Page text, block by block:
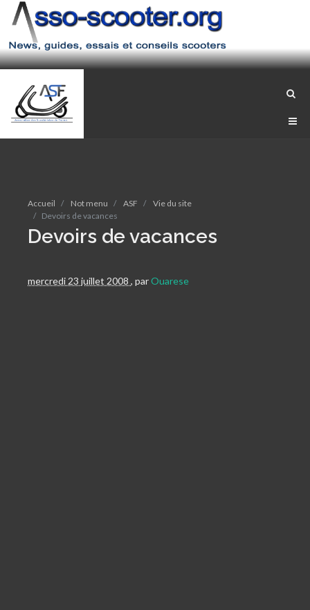
Accueil Not menu ASF
Vie du site
Devoirs de vacances
Devoirs de vacances
mercredi 23 juillet 2008 , parOuarese